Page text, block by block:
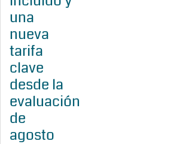
una
nueva
tarifa
clave
desde la
evaluación
de
agosto